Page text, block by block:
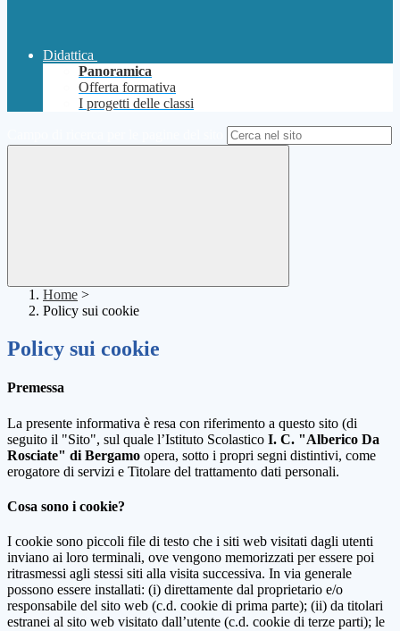
Didattica
Panoramica
Offerta formativa
I progetti delle classi
Home >
Policy sui cookie
Policy sui cookie
Premessa
La presente informativa è resa con riferimento a questo sito (di
seguito il "Sito", sul quale l’Istituto Scolastico I. C. "Alberico Da
Rosciate" di Bergamo opera, sotto i propri segni distintivi, come
erogatore di servizi e Titolare del trattamento dati personali.
Cosa sono i cookie?
I cookie sono piccoli file di testo che i siti web visitati dagli utenti
inviano ai loro terminali, ove vengono memorizzati per essere poi
ritrasmessi agli stessi siti alla visita successiva. In via generale
possono essere installati: (i) direttamente dal proprietario e/o
responsabile del sito web (c.d. cookie di prima parte); (ii) da titolari
estranei al sito web visitato dall’utente (c.d. cookie di terze parti); le